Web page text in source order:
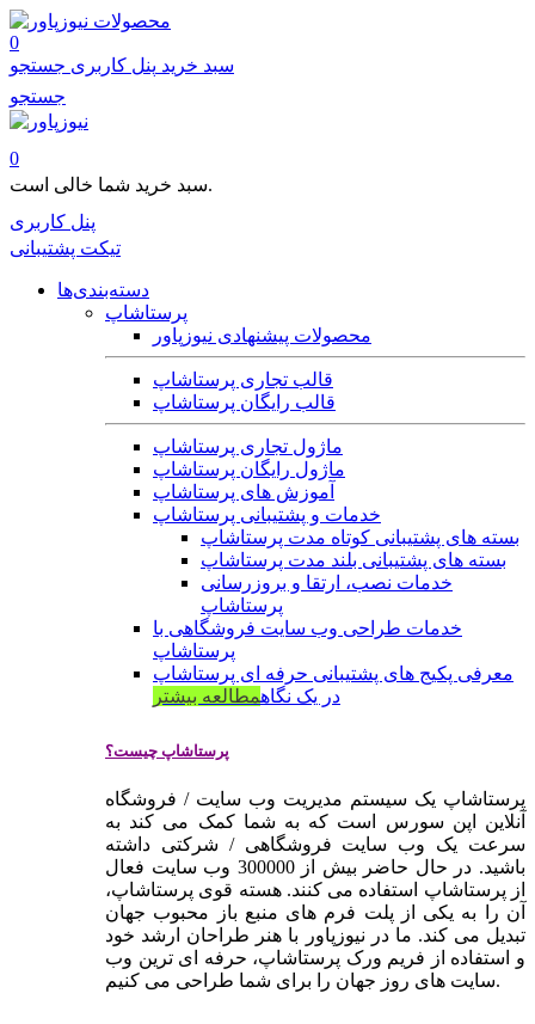
محصولات
0
سبد خرید پنل کاربری جستجو
جستجو
0
سبد خرید شما خالی است.
پنل کاربری
تیکت پشتیبانی
دسته‌بندی‌ها
پرستاشاپ
محصولات پیشنهادی نیوزپاور
قالب تجاری پرستاشاپ
قالب رایگان پرستاشاپ
ماژول تجاری پرستاشاپ
ماژول رایگان پرستاشاپ
آموزش های پرستاشاپ
خدمات و پشتیبانی پرستاشاپ
بسته های پشتیبانی کوتاه مدت پرستاشاپ
بسته های پشتیبانی بلند مدت پرستاشاپ
خدمات نصب، ارتقا و بروزرسانی
پرستاشاپ
خدمات طراحی وب سایت فروشگاهی با
پرستاشاپ
معرفی پکیج های پشتیبانی حرفه ای پرستاشاپ
در یک نگاهمطالعه بیشتر
پرستاشاپ چیست؟
پرستاشاپ یک سیستم مدیریت وب سایت / فروشگاه
آنلاین اپن سورس است که به شما کمک می کند به
سرعت یک وب سایت فروشگاهی / شرکتی داشته
باشید. در حال حاضر بیش از 300000 وب سایت فعال
از پرستاشاپ استفاده می کنند. هسته قوی پرستاشاپ،
آن را به یکی از پلت فرم های منبع باز محبوب جهان
تبدیل می کند. ما در نیوزپاور با هنر طراحان ارشد خود
و استفاده از فریم ورک پرستاشاپ، حرفه ای ترین وب
سایت های روز جهان را برای شما طراحی می کنیم.